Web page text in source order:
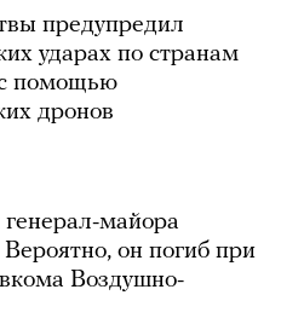
предупредил
ударах по странам
с помощью
дронов
майора
он погиб при
Воздушно-